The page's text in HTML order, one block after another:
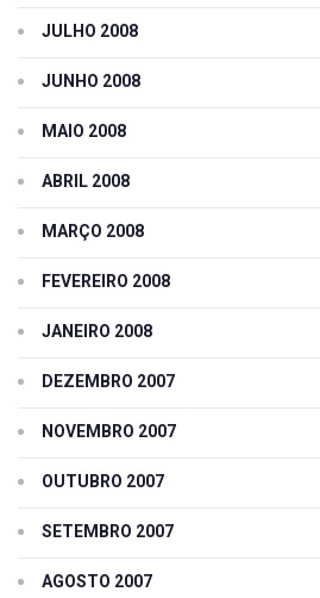
JULHO 2008
JUNHO 2008
MAIO 2008
ABRIL 2008
MARÇO 2008
FEVEREIRO 2008
JANEIRO 2008
DEZEMBRO 2007
NOVEMBRO 2007
OUTUBRO 2007
SETEMBRO 2007
AGOSTO 2007